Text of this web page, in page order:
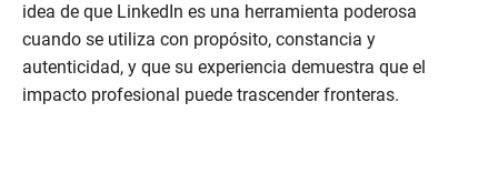
idea de que LinkedIn es una herramienta poderosa
cuando se utiliza con propósito, constancia y
autenticidad, y que su experiencia demuestra que el
impacto profesional puede trascender fronteras.